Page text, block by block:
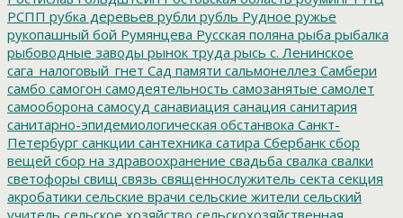
РСПП рубка деревьев рубли рубль Рудное ружье
рукопашный бой Румянцева Русская поляна рыба рыбалка
рыбоводные заводы рынок труда рысь с. Ленинское
сага_налоговый_гнет Сад памяти сальмонеллез Самбери
самбо самогон самодеятельность самозанятые самолет
самооборона самосуд санавиация санация санитария
санитарно-эпидемиологическая обстанвока Санкт-
Петербург санкции сантехника сатира Сбербанк сбор
вещей сбор на здравоохранение свадьба свалка свалки
светофоры свищ связь священнослужитель секта секция
акробатики сельские врачи сельские жители сельский
учитель сельское хозяйство сельскохозяйственная